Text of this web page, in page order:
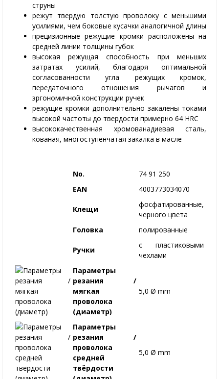
струны
режут твердую толстую проволоку с меньшими
усилиями, чем боковые кусачки аналогичной длины
прецизионные режущие кромки расположены на
средней линии толщины губок
высокая режущая способность при меньших
затратах усилий, благодаря оптимальной
согласованности угла режущих кромок,
передаточного отношения рычагов и
эргономичной конструкции ручек
режущие кромки дополнительно закалены токами
высокой частоты до твердости примерно 64 HRC
высококачественная хромованадиевая сталь,
кованая, многоступенчатая закалка в масле
No.
74 91 250
EAN
4003773034070
Клещи
фосфатированные,
черного цвета
Головка
полированные
Ручки
с пластиковыми
чехлами
Параметры
резания /
мягкая
проволока
(диаметр)
5,0 Ø mm
Параметры
резания /
проволока
средней
твёрдости
5,0 Ø mm